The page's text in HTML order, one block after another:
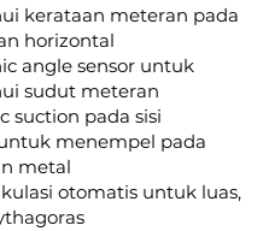
kerataan meteran pada
horizontal
angle sensor untuk
sudut meteran
suction pada sisi
menempel pada
metal
otomatis untuk luas,